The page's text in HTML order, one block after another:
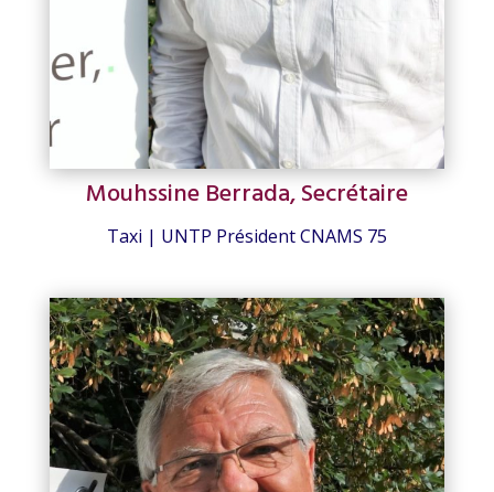
Mouhssine Berrada, Secrétaire
Taxi | UNTP Président CNAMS 75